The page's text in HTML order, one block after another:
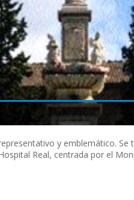
y emblemático.
Real, centrada por el